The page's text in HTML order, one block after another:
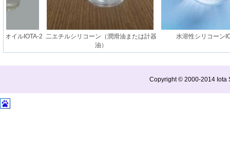
イルIOTA-2
二エチルシリコーン（潤滑油または計器
油）
水溶性シリコーン
Copyright © 2000-2014 Iota